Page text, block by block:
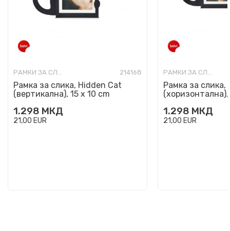
РАМКИ ЗА СЛИКИ 214168
Рамка за слика, Hidden Cat
(вертикална), 15 x 10 cm
1.298 МКД
21,00 EUR
РАМКИ ЗА СЛИКИ
Рамка за слика,
(хоризонтална),
1.298 МКД
21,00 EUR